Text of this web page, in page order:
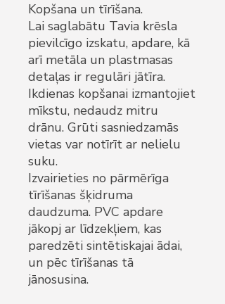
Kopšana un tīrīšana.
Lai saglabātu Tavia krēsla
pievilcīgo izskatu, apdare, kā
arī metāla un plastmasas
detaļas ir regulāri jātīra.
Ikdienas kopšanai izmantojiet
mīkstu, nedaudz mitru
drānu. Grūti sasniedzamās
vietas var notīrīt ar nelielu
suku.
Izvairieties no pārmērīga
tīrīšanas šķidruma
daudzuma. PVC apdare
jākopj ar līdzekļiem, kas
paredzēti sintētiskajai ādai,
un pēc tīrīšanas tā
jānosusina.